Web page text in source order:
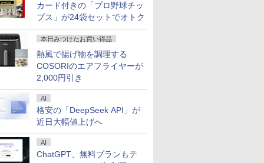
カード付きの「プロ野球チッ
プス」が24袋セットでオトク
本日みつけたお買い得品
熱風で揚げ物を調理する
COSORIのエアフライヤーが
2,000円引き
AI
格安の「DeepSeek API」が
近日大幅値上げへ
AI
ChatGPT、無料プランもテ
2 2
7 8